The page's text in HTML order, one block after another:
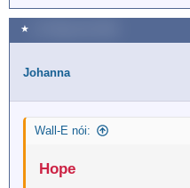
e
a
c
i
n
s
★
Johanna
Wall-E nói:
Hope